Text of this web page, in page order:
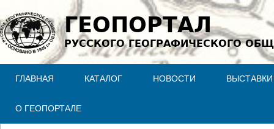
Jump to navigation
ГЕОПОРТАЛ
РУССКОГО ГЕОГРАФИЧЕСКОГО
ГЛАВНАЯ КАТАЛОГ НОВОСТИ ВЫСТАВКИ
О ГЕОПОРТАЛЕ